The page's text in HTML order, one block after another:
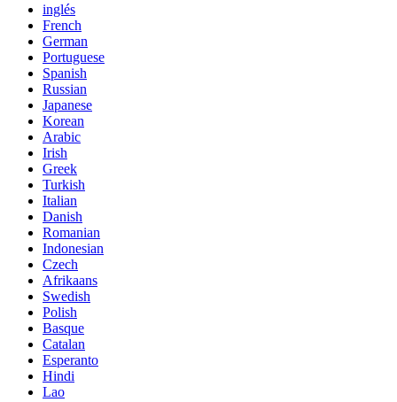
inglés
French
German
Portuguese
Spanish
Russian
Japanese
Korean
Arabic
Irish
Greek
Turkish
Italian
Danish
Romanian
Indonesian
Czech
Afrikaans
Swedish
Polish
Basque
Catalan
Esperanto
Hindi
Lao